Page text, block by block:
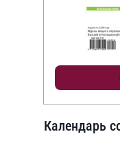
Календарь